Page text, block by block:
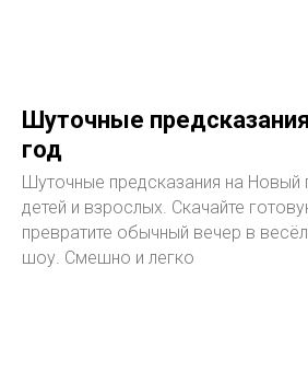
Шуточные
год
Шуточные предсказания на Новый
детей и взрослых. Скачайте
превратите обычный вечер в
шоу. Смешно и легко